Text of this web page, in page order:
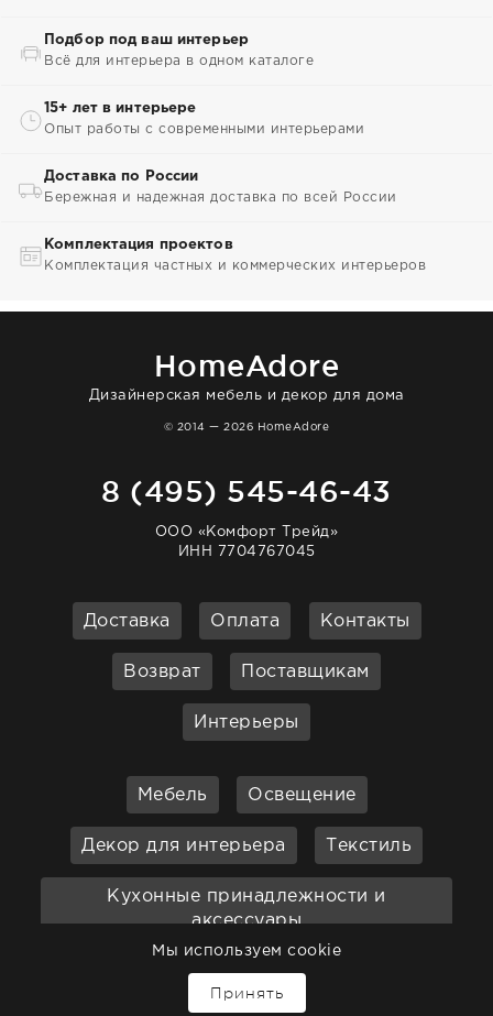
Подбор под ваш интерьер
Всё для интерьера в одном каталоге
15+ лет в интерьере
Опыт работы с современными интерьерами
Доставка по России
Бережная и надежная доставка по всей России
Комплектация проектов
Комплектация частных и коммерческих интерьеров
HomeAdore
Дизайнерская мебель и декор для дома
© 2014 — 2026 HomeAdore
8 (495) 545-46-43
ООО «Комфорт Трейд»
ИНН 7704767045
Доставка Оплата Контакты
Возврат Поставщикам
Интерьеры
Мебель Освещение
Декор для интерьера Текстиль
Кухонные принадлежности и
аксессуары
Ванная Садовая мебель
Мы используем cookie
Принять